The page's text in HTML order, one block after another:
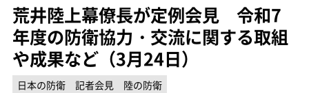
荒井陸上幕僚長が定例会見 令和7
年度の防衛協力・交流に関する取組
や成果など（3月24日）
日本の防衛 記者会見
陸の防衛